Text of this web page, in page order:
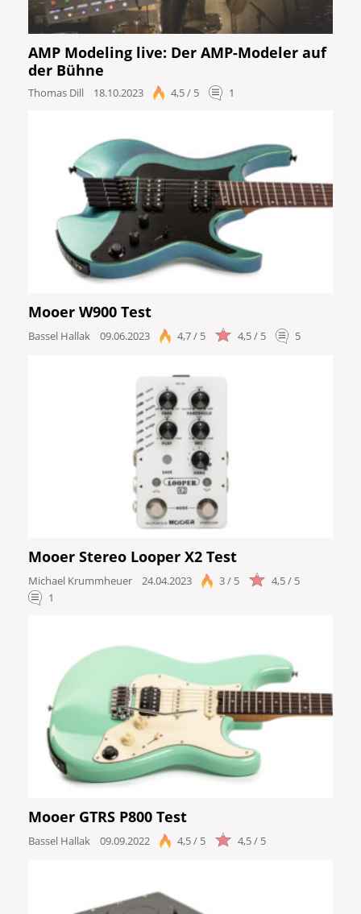
AMP Modeling live: Der AMP-Modeler auf
der Bühne
Thomas Dill 18.10.2023 4,5 / 5 1
Mooer W900 Test
Bassel Hallak 09.06.2023 4,7 / 5 4,5 / 5 5
Mooer Stereo Looper X2 Test
Michael Krummheuer 24.04.2023 3 / 5
4,5 / 5
1
Mooer GTRS P800 Test
Bassel Hallak 09.09.2022 4,5 / 5 4,5 / 5